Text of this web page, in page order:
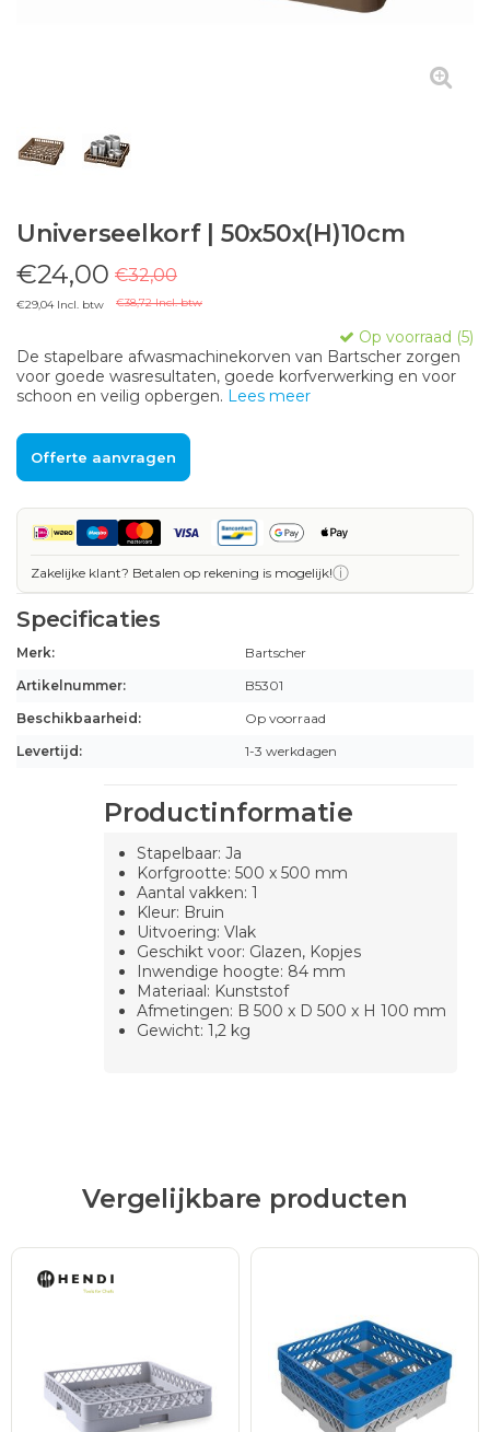
Universeelkorf | 50x50x(H)10cm
€24,00 €32,00
€29,04 Incl. btw €38,72 Incl. btw
Op voorraad (5)
De stapelbare afwasmachinekorven van Bartscher zorgen
voor goede wasresultaten, goede korfverwerking en voor
schoon en veilig opbergen. Lees meer
Offerte aanvragen
Zakelijke klant? Betalen op rekening is mogelijk!ⓘ
Specificaties
Merk:
Bartscher
Artikelnummer:
B5301
Beschikbaarheid:
Op voorraad
Levertijd:
1-3 werkdagen
Productinformatie
Stapelbaar: Ja
Korfgrootte: 500 x 500 mm
Aantal vakken: 1
Kleur: Bruin
Uitvoering: Vlak
Geschikt voor: Glazen, Kopjes
Inwendige hoogte: 84 mm
Materiaal: Kunststof
Afmetingen: B 500 x D 500 x H 100 mm
Gewicht: 1,2 kg
Vergelijkbare producten